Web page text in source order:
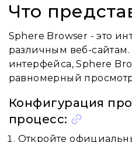
Что
Sphere Browser - это
различным веб-
интерфейса, Sphere
равномерный
Конфигурация
процесс:
Откройте